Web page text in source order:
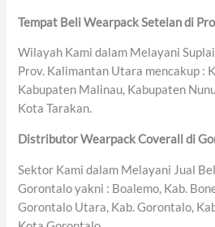
Tempat Beli Wearpack Setelan di
Wilayah Kami dalam Melayani
Prov. Kalimantan Utara mencakup :
Kabupaten Malinau, Kabupaten
Kota Tarakan.
Distributor Wearpack Coverall di
Sektor Kami dalam Melayani Jual
Gorontalo yakni : Boalemo, Kab.
Gorontalo Utara, Kab. Gorontalo,